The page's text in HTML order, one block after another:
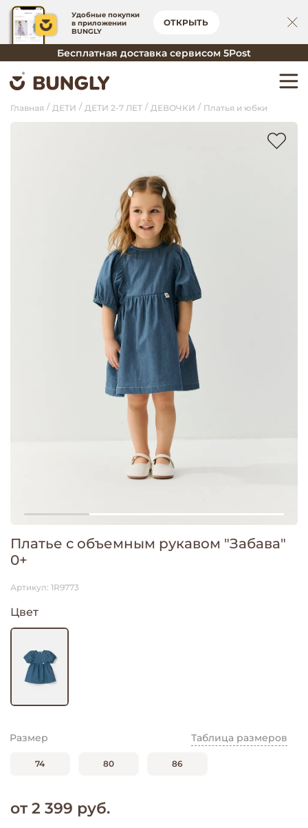
Удобные покупки
в приложении
BUNGLY
ОТКРЫТЬ
Бесплатная доставка сервисом 5Post
Главная ДЕТИ ДЕТИ 2-7 ЛЕТ ДЕВОЧКИ Платья и юбки
Платье с объемным рукавом "Забава"
0+
Артикул: 1R9773
Цвет
Таблица размеров
Размер
74 80 86
от 2 399 руб.